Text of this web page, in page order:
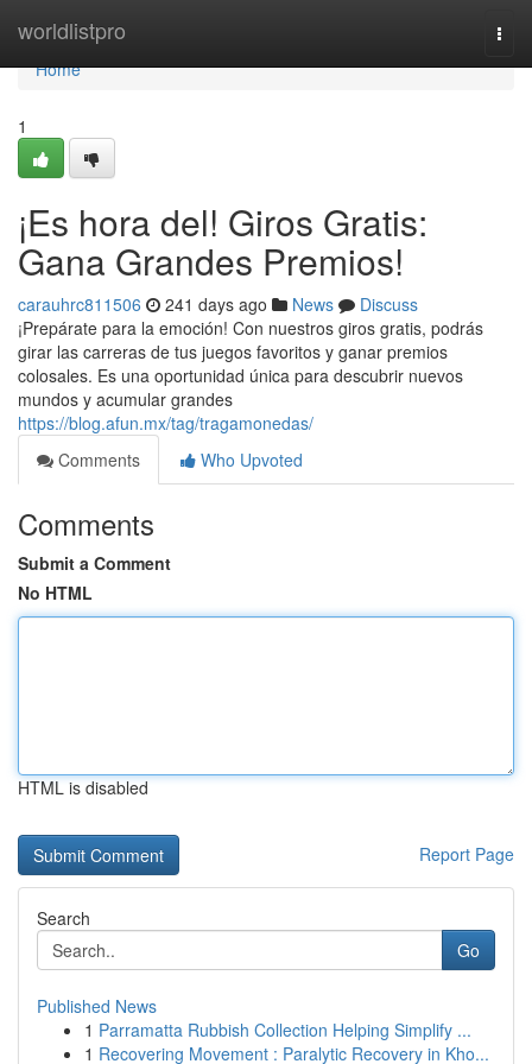
worldlistpro
Home
Home
1
¡Es hora del! Giros Gratis:
Gana Grandes Premios!
carauhrc811506 241 days ago News
Discuss
¡Prepárate para la emoción! Con nuestros giros gratis, podrás
girar las carreras de tus juegos favoritos y ganar premios
colosales. Es una oportunidad única para descubrir nuevos
mundos y acumular grandes
https://blog.afun.mx/tag/tragamonedas/
Comments
Who Upvoted
Comments
Submit a Comment
No HTML
HTML is disabled
Report Page
Search
Go
Published News
1 Parramatta Rubbish Collection Helping Simplify ...
1 Recovering Movement : Paralytic Recovery in Kho...